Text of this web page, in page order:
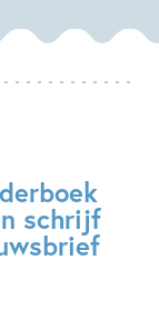
schrijf